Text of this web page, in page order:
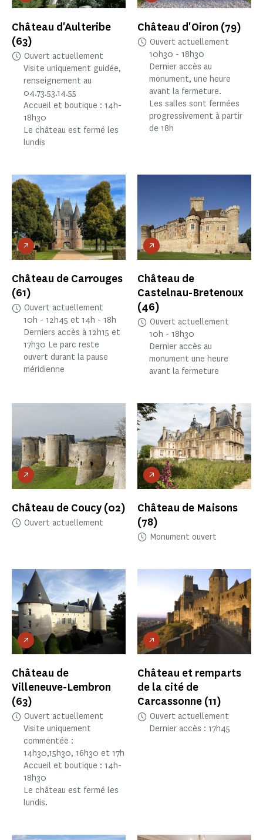
Château d'Aulteribe
(63)
Ouvert actuellement
Visite uniquement guidée,
renseignement au
04.73.53.14.55
Accueil et boutique : 14h-
18h30
Le château est fermé les
lundis
Château d'Oiron (79)
Ouvert actuellement
10h30 - 18h30
Dernier accès au
monument, une heure
avant la fermeture.
Les salles sont fermées
progressivement à partir
de 18h
Château de Carrouges
(61)
Ouvert actuellement
10h - 12h45 et 14h - 18h
Derniers accès à 12h15 et
17h30 Le parc reste
ouvert durant la pause
méridienne
Château de
Castelnau-Bretenoux
(46)
Ouvert actuellement
10h - 18h30
Dernier accès au
monument une heure
avant la fermeture
Château de Coucy(02)
Ouvert actuellement
Château de Maisons
(78)
Monument ouvert
Château de
Villeneuve-Lembron
(63)
Ouvert actuellement
Visite uniquement
commentée :
14h30,15h30, 16h30 et 17h
Accueil et boutique : 14h-
18h30
Le château est fermé les
lundis.
Château et remparts
de la cité de
Carcassonne (11)
Ouvert actuellement
Dernier accès : 17h45